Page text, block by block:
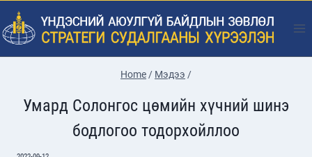
Skip
to
content
Home/ Мэдээ /
Умард Солонгос цөмийн хүчний шинэ
бодлогоо тодорхойллоо